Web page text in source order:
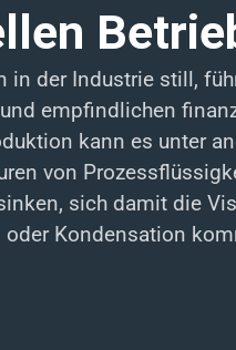
in der Industrie still,
empfindlichen
kann es unter
von
sich damit die
Kondensation